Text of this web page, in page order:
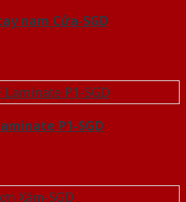
nam Cửa-SGD
P1-SGD